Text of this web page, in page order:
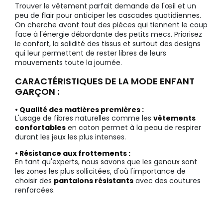
Trouver le vêtement parfait demande de l'œil et un
peu de flair pour anticiper les cascades quotidiennes.
On cherche avant tout des pièces qui tiennent le coup
face à l'énergie débordante des petits mecs. Priorisez
le confort, la solidité des tissus et surtout des designs
qui leur permettent de rester libres de leurs
mouvements toute la journée.
CARACTÉRISTIQUES DE LA MODE ENFANT
GARÇON :
• Qualité des matières premières :
L'usage de fibres naturelles comme les vêtements
confortables en coton permet à la peau de respirer
durant les jeux les plus intenses.
• Résistance aux frottements :
En tant qu'experts, nous savons que les genoux sont
les zones les plus sollicitées, d'où l'importance de
choisir des pantalons résistants avec des coutures
renforcées.